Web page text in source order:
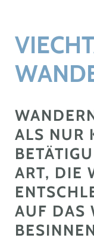
ALS NUR
ART, DIE
AUF DAS